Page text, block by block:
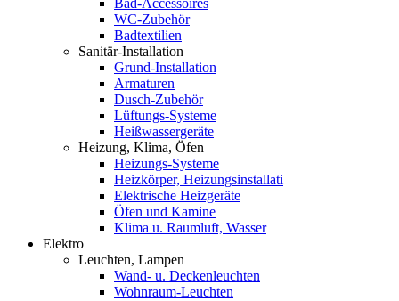
Bad-Accessoires
WC-Zubehör
Badtextilien
Sanitär-Installation
Grund-Installation
Armaturen
Dusch-Zubehör
Lüftungs-Systeme
Heißwassergeräte
Heizung, Klima, Öfen
Heizungs-Systeme
Heizkörper, Heizungsinstallati
Elektrische Heizgeräte
Öfen und Kamine
Klima u. Raumluft, Wasser
Elektro
Leuchten, Lampen
Wand- u. Deckenleuchten
Wohnraum-Leuchten